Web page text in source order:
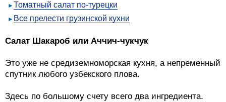
Томатный салат по-турецки
Все прелести грузинской кухни
Салат Шакароб или Аччич-чукчук
Это уже не средиземноморская кухня, а непременный
спутник любого узбекского плова.
Здесь по большому счету всего два ингредиента.